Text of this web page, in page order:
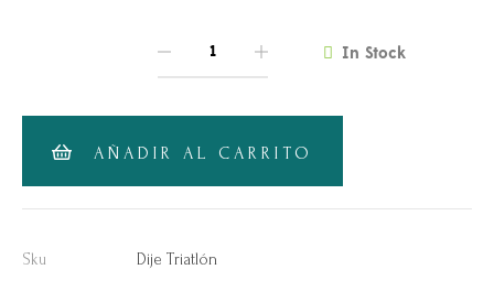
In Stock
AÑADIR AL CARRITO
Sku Dije Triatlón